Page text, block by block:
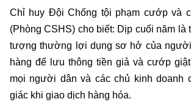
Chỉ huy Đội Chống tội phạm cướp và
(Phòng CSHS) cho biết: Dịp cuối năm là
tượng thường lợi dụng sơ hở của
hàng để lưu thông tiền giả và cướp
mọi người dân và các chủ kinh doanh
giác khi giao dịch hàng hóa.